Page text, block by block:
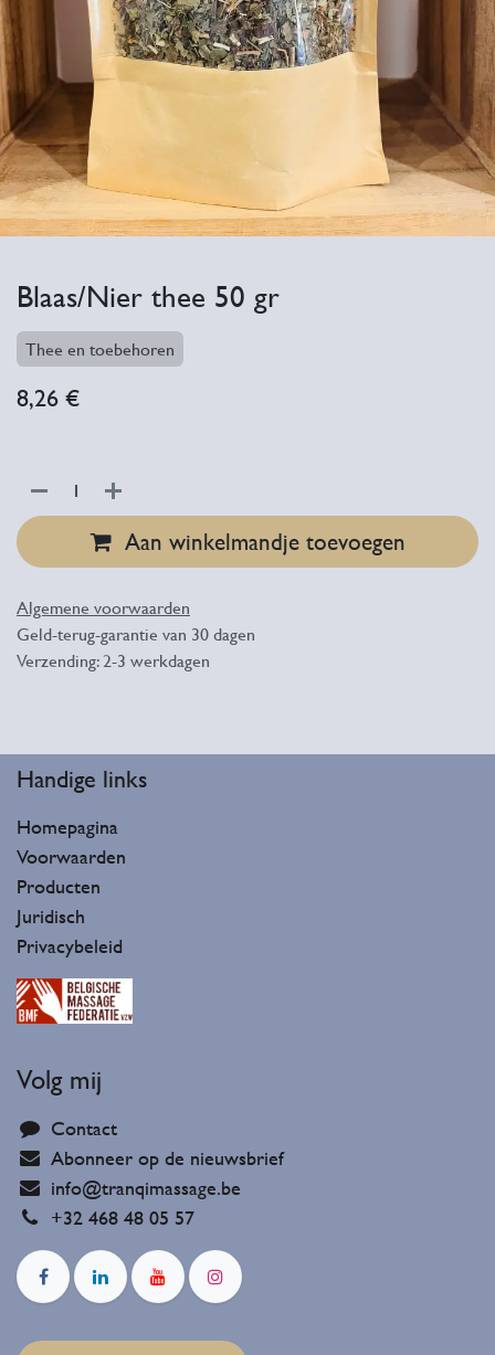
Blaas/Nier thee 50 gr
Thee en toebehoren
8,26€
Aan winkelmandje toevoegen
Algemene voorwaarden
Geld-terug-garantie van 30 dagen
Verzending: 2-3 werkdagen
Handige lin​ks
Homepagina
Voorwaarden
Producten
Juridisch
Privacybeleid
Volg mij
Contact
Abonneer op de nieuwsbrief
info@tranqimassage.be
+32 468 48 05 57